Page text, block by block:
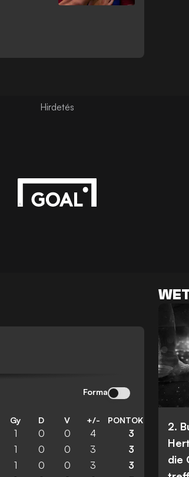
Forma
Gy D V +/- PONTOK
1 0 0 4 3
1 0 0 3 3
1 0 0 3 3
2.
die